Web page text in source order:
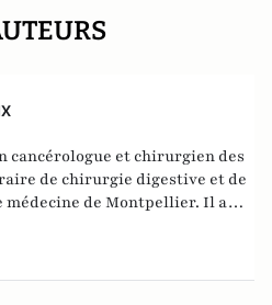
cancérologue et chirurgien des
de chirurgie digestive et de
médecine de Montpellier. Il a
consacrés à l'écologie
Parmi ses